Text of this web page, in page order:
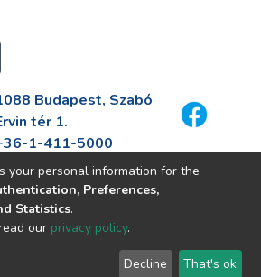
Budapest, Szabó
tér 1.
1-411-5000
fszek.hu
your personal information for the
Preferences,
Statistics.
our privacy policy.
Decline That's ok